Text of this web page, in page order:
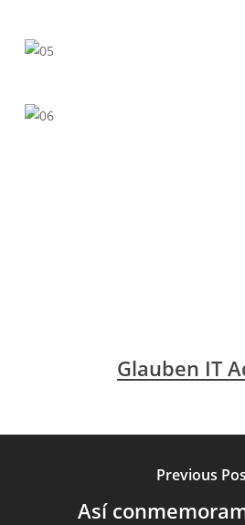
Glauben IT
Previous
Así